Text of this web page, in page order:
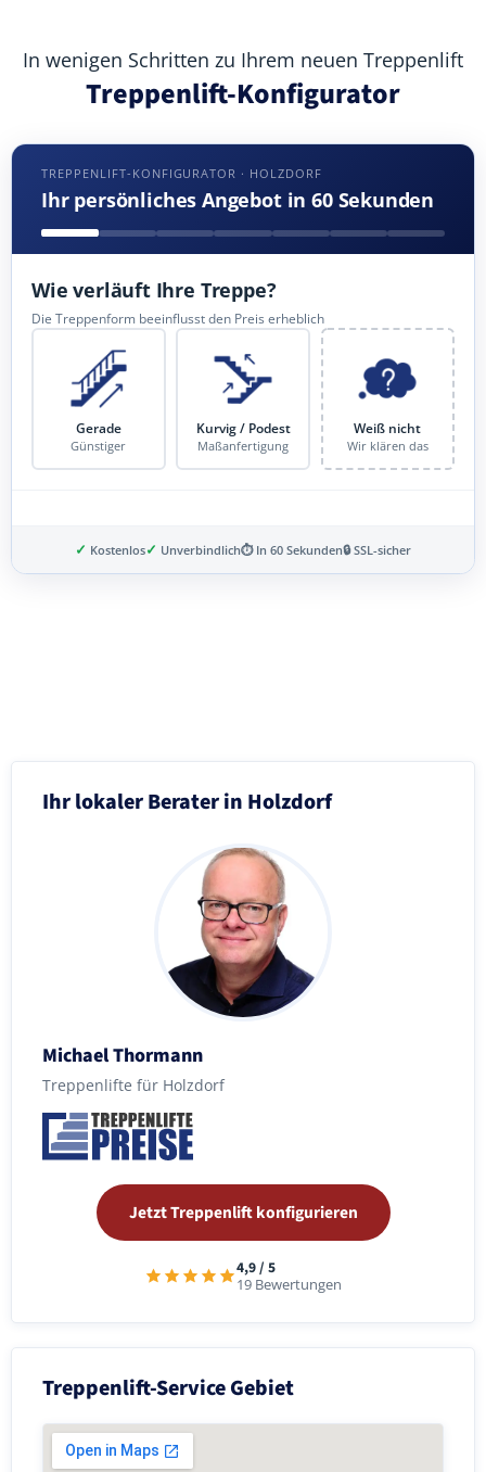
In wenigen Schritten zu Ihrem neuen Treppenlift
Treppenlift-Konfigurator
TREPPENLIFT-KONFIGURATOR · HOLZDORF
Ihr persönliches Angebot in 60 Sekunden
Wie verläuft Ihre Treppe?
Die Treppenform beeinflusst den Preis erheblich
Gerade
Günstiger
Kurvig / Podest
Maßanfertigung
Weiß nicht
Wir klären das
✓ Kostenlos✓ Unverbindlich⏱ In 60 Sekunden🔒 SSL-sicher
Ihr lokaler Berater in Holzdorf
Michael Thormann
Treppenlifte für Holzdorf
Jetzt Treppenlift konfigurieren
4,9 / 5
19 Bewertungen
Treppenlift-Service Gebiet